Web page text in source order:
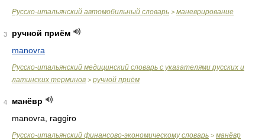
Русско-итальянский автомобильный словарь > маневрирование
3
ручной приём
manovra
Русско-итальянский медицинский словарь с указателями русских и
латинских терминов > ручной приём
4
манёвр
manovra, raggiro
Русско-итальянский финансово-экономическому словарь > манёвр